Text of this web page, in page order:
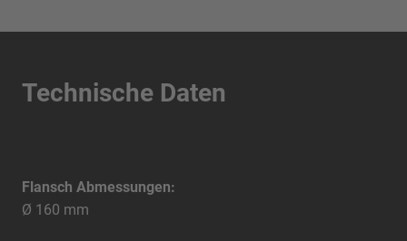
Technische Daten
Flansch Abmessungen:
Ø 160 mm